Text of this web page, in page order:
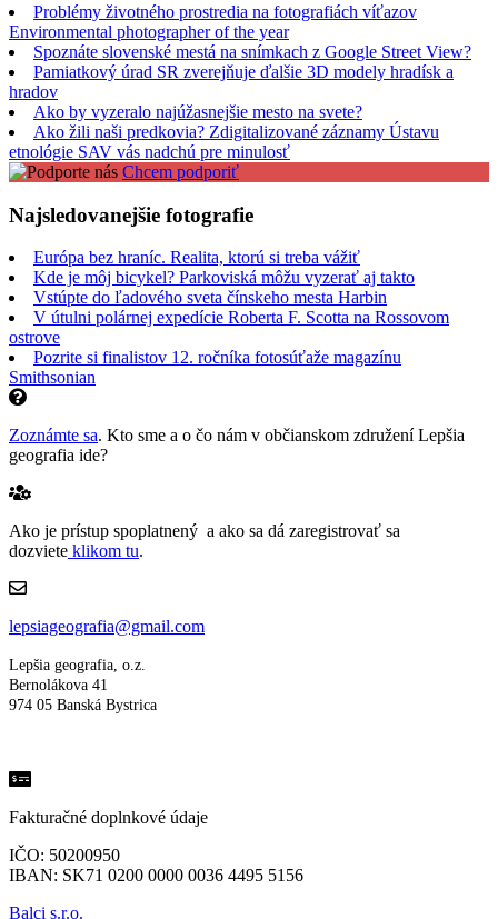
Problémy životného prostredia na fotografiách víťazov
Environmental photographer of the year
Spoznáte slovenské mestá na snímkach z Google Street View?
Pamiatkový úrad SR zverejňuje ďalšie 3D modely hradísk a
hradov
Ako by vyzeralo najúžasnejšie mesto na svete?
Ako žili naši predkovia? Zdigitalizované záznamy Ústavu
etnológie SAV vás nadchú pre minulosť
Chcem podporiť
Najsledovanejšie fotografie
Európa bez hraníc. Realita, ktorú si treba vážiť
Kde je môj bicykel? Parkoviská môžu vyzerať aj takto
Vstúpte do ľadového sveta čínskeho mesta Harbin
V útulni polárnej expedície Roberta F. Scotta na Rossovom
ostrove
Pozrite si finalistov 12. ročníka fotosúťaže magazínu
Smithsonian
Zoznámte sa. Kto sme a o čo nám v občianskom združení Lepšia
geografia ide?
Ako je prístup spoplatnený a ako sa dá zaregistrovať sa
dozviete klikom tu.
lepsiageografia@gmail.com
Lepšia geografia, o.z.
Bernolákova 41
974 05 Banská Bystrica
Fakturačné doplnkové údaje
IČO: 50200950
IBAN: SK71 0200 0000 0036 4495 5156
Balci s.r.o.